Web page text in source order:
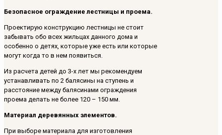
Безопасное ограждение лестницы и проема.
Проектирую конструкцию лестницы не стоит
забывать обо всех жильцах данного дома и
особенно о детях, которые уже есть или которые
могут когда то в нем появиться.
Из расчета детей до 3-х лет мы рекомендуем
устанавливать по 2 балясины на ступень и
расстояние между балясинами ограждения
проема делать не более 120 – 150 мм.
Материал деревянных элементов.
При выборе материала для изготовления